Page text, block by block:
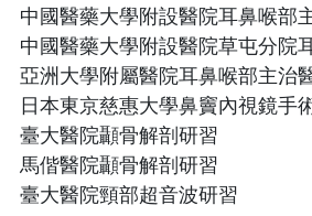
中國醫藥大學附設醫院耳鼻喉部
中國醫藥大學附設醫院草屯分院
亞洲大學附屬醫院耳鼻喉部主治
日本東京慈惠大學鼻竇內視鏡手
臺大醫院顳骨解剖研習
馬偕醫院顳骨解剖研習
臺大醫院頸部超音波研習